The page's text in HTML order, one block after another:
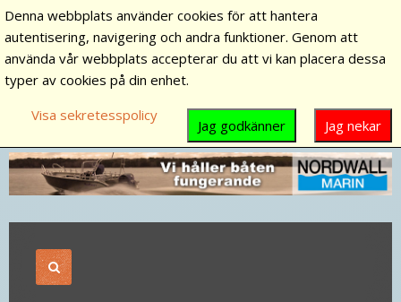
Denna webbplats använder cookies för att hantera
autentisering, navigering och andra funktioner. Genom att
använda vår webbplats accepterar du att vi kan placera dessa
typer av cookies på din enhet.
Visa sekretesspolicy
Jag nekar
Jag godkänner